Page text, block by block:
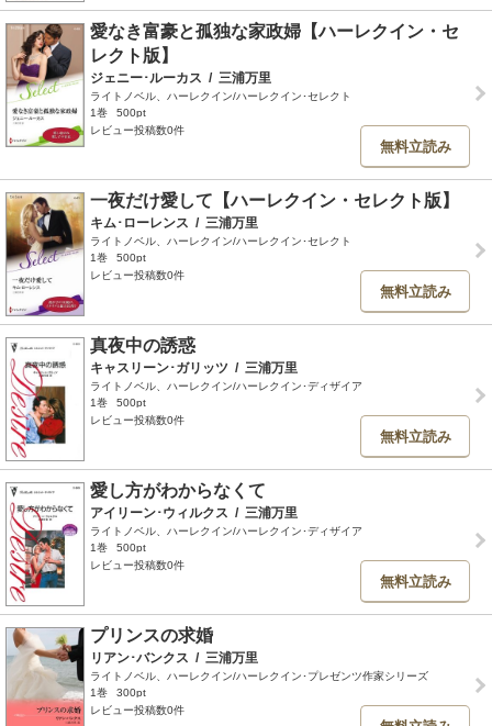
愛なき富豪と孤独な家政婦【ハーレクイン・セ
レクト版】
ジェニー･ルーカス / 三浦万里
ライトノベル、ハーレクイン/ハーレクイン･セレクト
1巻
500pt
レビュー投稿数0件
無料立読み
一夜だけ愛して【ハーレクイン・セレクト版】
キム･ローレンス / 三浦万里
ライトノベル、ハーレクイン/ハーレクイン･セレクト
1巻
500pt
レビュー投稿数0件
無料立読み
真夜中の誘惑
キャスリーン･ガリッツ / 三浦万里
ライトノベル、ハーレクイン/ハーレクイン･ディザイア
1巻
500pt
レビュー投稿数0件
無料立読み
愛し方がわからなくて
アイリーン･ウィルクス / 三浦万里
ライトノベル、ハーレクイン/ハーレクイン･ディザイア
1巻
500pt
レビュー投稿数0件
無料立読み
プリンスの求婚
リアン･バンクス / 三浦万里
ライトノベル、ハーレクイン/ハーレクイン･プレゼンツ作家シリーズ
1巻
300pt
レビュー投稿数0件